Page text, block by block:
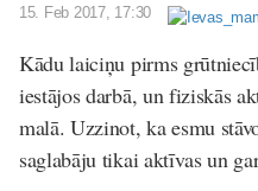
15. Feb 2017, 17:30
Kādu laiciņu pirms
iestājos darbā, un fiziskās
malā. Uzzinot, ka esmu
saglabāju tikai aktīvas un